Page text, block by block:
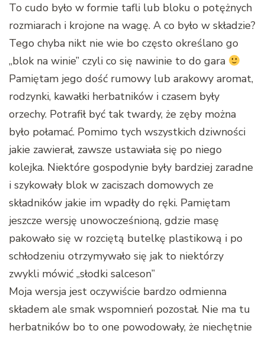
To cudo było w formie tafli lub bloku o potężnych
rozmiarach i krojone na wagę. A co było w składzie?
Tego chyba nikt nie wie bo często określano go
„blok na winie” czyli co się nawinie to do gara
Pamiętam jego dość rumowy lub arakowy aromat,
rodzynki, kawałki herbatników i czasem były
orzechy. Potrafił być tak twardy, że zęby można
było połamać. Pomimo tych wszystkich dziwności
jakie zawierał, zawsze ustawiała się po niego
kolejka. Niektóre gospodynie były bardziej zaradne
i szykowały blok w zaciszach domowych ze
składników jakie im wpadły do ręki. Pamiętam
jeszcze wersję unowocześnioną, gdzie masę
pakowało się w rozciętą butelkę plastikową i po
schłodzeniu otrzymywało się jak to niektórzy
zwykli mówić „słodki salceson”
Moja wersja jest oczywiście bardzo odmienna
składem ale smak wspomnień pozostał. Nie ma tu
herbatników bo to one powodowały, że niechętnie